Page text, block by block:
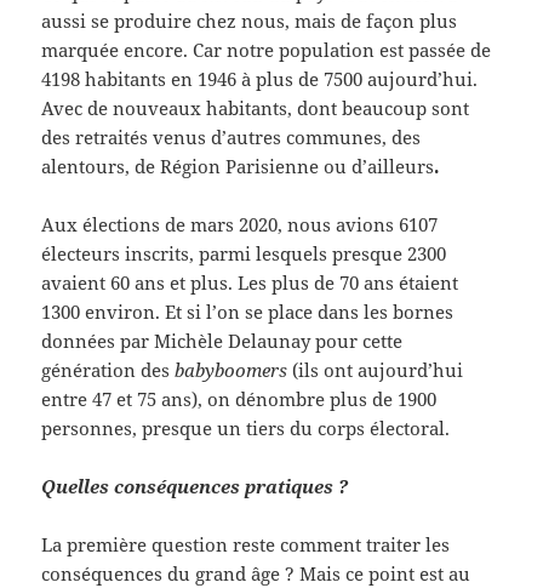
aussi se produire chez nous, mais de façon plus
marquée encore. Car notre population est passée de
4198 habitants en 1946 à plus de 7500 aujourd’hui.
Avec de nouveaux habitants, dont beaucoup sont
des retraités venus d’autres communes, des
alentours, de Région Parisienne ou d’ailleurs.
Aux élections de mars 2020, nous avions 6107
électeurs inscrits, parmi lesquels presque 2300
avaient 60 ans et plus. Les plus de 70 ans étaient
1300 environ. Et si l’on se place dans les bornes
données par Michèle Delaunay pour cette
génération desbabyboomers (ils ont aujourd’hui
entre 47 et 75 ans), on dénombre plus de 1900
personnes, presque un tiers du corps électoral.
Quelles conséquences pratiques ?
La première question reste comment traiter les
conséquences du grand âge ? Mais ce point est au